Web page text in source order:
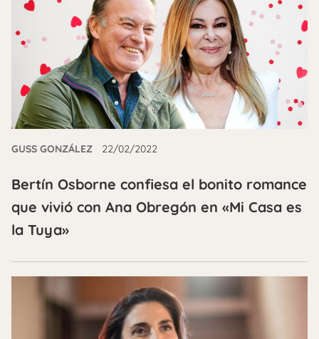
GUSS GONZÁLEZ 22/02/2022
Bertín Osborne confiesa el bonito romance
que vivió con Ana Obregón en «Mi Casa es
la Tuya»